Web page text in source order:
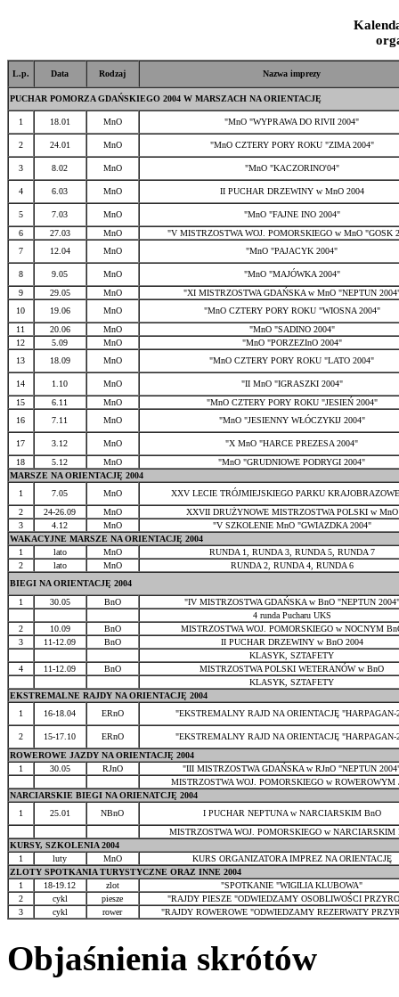
L.p. Data Rodzaj Nazwa imprezy
PUCHAR POMORZA GDAŃSKIEGO 2004 W MARSZACH NA ORIENTACJĘ
1 18.01 MnO "MnO "WYPRAWA DO RIVII 2004"
2 24.01 MnO "MnO CZTERY PORY ROKU "ZIMA 2004"
3 8.02 MnO "MnO "KACZORINO'04"
4 6.03 MnO II PUCHAR DRZEWINY w MnO 2004
5 7.03 MnO
"MnO "FAJNE INO 2004"
6
27.03 MnO
"V MISTRZOSTWA WOJ. POMORSKIEGO w MnO "GOSK
7
12.04 MnO "MnO "PAJACYK 2004"
8 9.05 MnO
"MnO "MAJÓWKA 2004"
9
29.05 MnO
"XI MISTRZOSTWA GDAŃSKA w MnO "NEPTUN
10
19.06 MnO
"MnO CZTERY PORY ROKU "WIOSNA 2004"
11
20.06 MnO
"MnO "SADINO 2004"
12
5.09 MnO
"MnO "PORZEZInO 2004"
13
18.09 MnO "MnO CZTERY PORY ROKU "LATO 2004"
14 1.10 MnO
"II MnO "IGRASZKI 2004"
15
6.11 MnO
"MnO CZTERY PORY ROKU "JESIEŃ 2004"
16
7.11 MnO "MnO "JESIENNY WŁÓCZYKIJ 2004"
17 3.12 MnO
"X MnO "HARCE PREZESA 2004"
18
5.12 MnO
"MnO "GRUDNIOWE PODRYGI 2004"
MARSZE NA ORIENTACJĘ 2004
1
7.05 MnO
XXV LECIE TRÓJMIEJSKIEGO PARKU
2
24-26.09 MnO
XXVII DRUŻYNOWE MISTRZOSTWA POLSKI w MnO
3
4.12 MnO
"V SZKOLENIE MnO "GWIAZDKA 2004"
WAKACYJNE MARSZE NA ORIENTACJĘ 2004
1
lato MnO
RUNDA 1, RUNDA 3, RUNDA 5, RUNDA 7
2
lato MnO
RUNDA 2, RUNDA 4, RUNDA 6
BIEGI NA ORIENTACJĘ 2004
1
30.05 BnO
"IV MISTRZOSTWA GDAŃSKA w BnO "NEPTUN 2004"
4 runda Pucharu UKS
2
10.09 BnO
MISTRZOSTWA WOJ. POMORSKIEGO w NOCNYM
3
11-12.09 BnO
II PUCHAR DRZEWINY w BnO 2004
KLASYK, SZTAFETY
4
11-12.09 BnO
MISTRZOSTWA POLSKI WETERANÓW w BnO
KLASYK, SZTAFETY
EKSTREMALNE RAJDY NA ORIENTACJĘ 2004
1
16-18.04 ERnO "EKSTREMALNY RAJD NA ORIENTACJĘ "HARPAGAN-
2 15-17.10 ERnO
"EKSTREMALNY RAJD NA ORIENTACJĘ "HARPAGAN-
ROWEROWE JAZDY NA ORIENTACJĘ 2004
1
30.05 RJnO
"III MISTRZOSTWA GDAŃSKA w RJnO "NEPTUN
MISTRZOSTWA WOJ. POMORSKIEGO w ROWEROWYM
NARCIARSKIE BIEGI NA ORIENATCJĘ 2004
1
25.01 NBnO
I PUCHAR NEPTUNA w NARCIARSKIM BnO
MISTRZOSTWA WOJ. POMORSKIEGO w NARCIARSKIM
KURSY, SZKOLENIA 2004
1
luty MnO
KURS ORGANIZATORA IMPREZ NA ORIENTACJĘ
ZLOTY SPOTKANIA TURYSTYCZNE ORAZ INNE 2004
1
18-19.12 zlot
"SPOTKANIE "WIGILIA KLUBOWA"
2
cykl piesze
"RAJDY PIESZE "ODWIEDZAMY OSOBLIWOŚCI
3
cykl rower "RAJDY ROWEROWE "ODWIEDZAMY REZERWATY
Objaśnienia skrótów